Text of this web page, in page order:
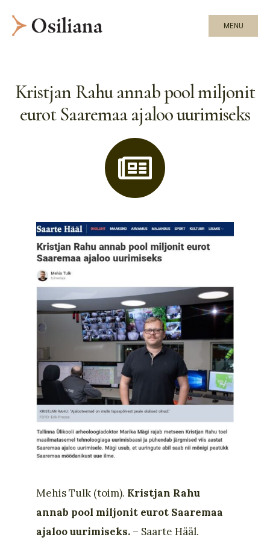
MENU
Kristjan Rahu annab pool miljonit
eurot Saaremaa ajaloo uurimiseks
Mehis Tulk (toim). Kristjan Rahu
annab pool miljonit eurot Saaremaa
ajaloo uurimiseks. – Saarte Hääl.